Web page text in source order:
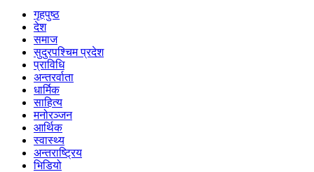
गृहपुष्ठ
देश
समाज
सुदुरपश्चिम प्रदेश
प्राविधि
अन्तरर्वाता
धार्मिक
साहित्य
मनोरञ्जन
आर्थिक
स्वास्थ्य
अन्तराष्ट्रिय
भिडियो